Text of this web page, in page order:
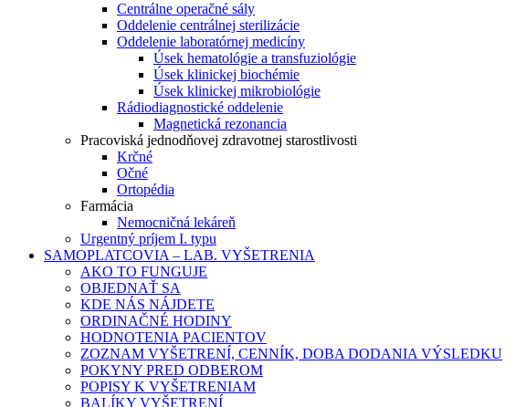
Centrálne operačné sály
Oddelenie centrálnej sterilizácie
Oddelenie laboratórnej medicíny
Úsek hematológie a transfuziológie
Úsek klinickej biochémie
Úsek klinickej mikrobiológie
Rádiodiagnostické oddelenie
Magnetická rezonancia
Pracoviská jednodňovej zdravotnej starostlivosti
Krčné
Očné
Ortopédia
Farmácia
Nemocničná lekáreň
Urgentný príjem I. typu
SAMOPLATCOVIA – LAB. VYŠETRENIA
AKO TO FUNGUJE
OBJEDNAŤ SA
KDE NÁS NÁJDETE
ORDINAČNÉ HODINY
HODNOTENIA PACIENTOV
ZOZNAM VYŠETRENÍ, CENNÍK, DOBA DODANIA VÝSLEDKU
POKYNY PRED ODBEROM
POPISY K VYŠETRENIAM
BALÍKY VYŠETRENÍ